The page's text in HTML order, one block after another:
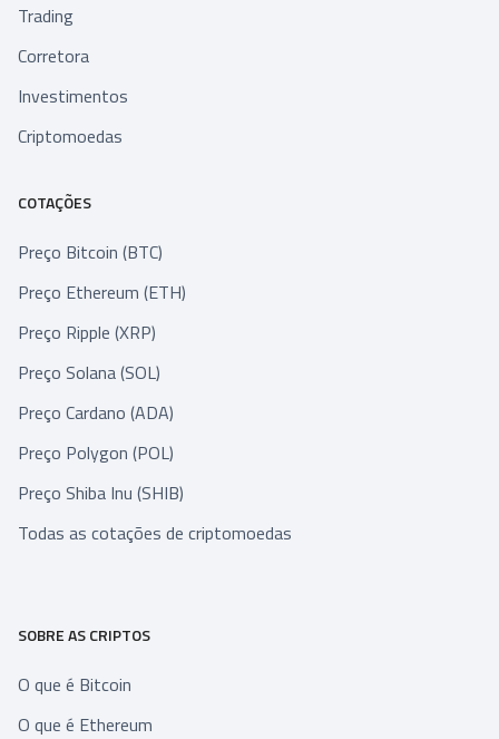
Trading
Corretora
Investimentos
Criptomoedas
COTAÇÕES
Preço Bitcoin (BTC)
Preço Ethereum (ETH)
Preço Ripple (XRP)
Preço Solana (SOL)
Preço Cardano (ADA)
Preço Polygon (POL)
Preço Shiba Inu (SHIB)
Todas as cotações de criptomoedas
SOBRE AS CRIPTOS
O que é Bitcoin
O que é Ethereum